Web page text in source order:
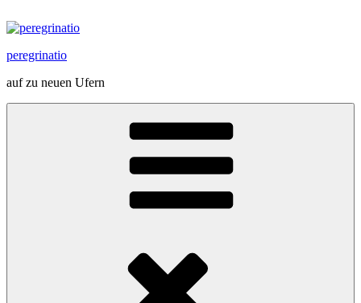
Inhalt
peregrinatio
auf zu neuen Ufern